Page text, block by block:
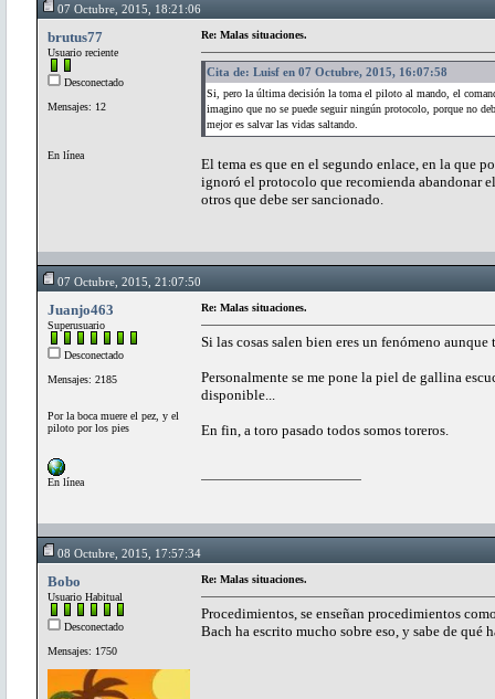
07 Octubre, 2015, 18:21:06
brutus77
Usuario reciente
Desconectado
Mensajes: 12
En línea
Re: Malas situaciones.
Cita de: Luisf en 07 Octubre, 2015, 16:07:58
Si, pero la última decisión la toma el piloto al mando, el
imagino que no se puede seguir ningún protocolo, porque no
mejor es salvar las vidas saltando.
El tema es que en el segundo enlace, en la que
ignoró el protocolo que recomienda abandonar
otros que debe ser sancionado.
07 Octubre, 2015, 21:07:50
Juanjo463
Superusuario
Desconectado
Mensajes: 2185
Por la boca muere el pez, y el
piloto por los pies
En línea
Re: Malas situaciones.
Si las cosas salen bien eres un fenómeno
Personalmente se me pone la piel de gallina
disponible...
En fin, a toro pasado todos somos toreros.
08 Octubre, 2015, 17:57:34
Bobo
Usuario Habitual
Desconectado
Mensajes: 1750
Re: Malas situaciones.
Procedimientos, se enseñan procedimientos
Bach ha escrito mucho sobre eso, y sabe de qué